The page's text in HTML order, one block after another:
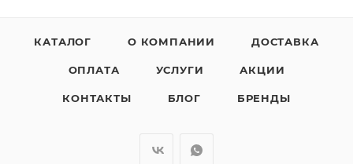
КАТАЛОГ О КОМПАНИИ ДОСТАВКА
ОПЛАТА УСЛУГИ АКЦИИ
КОНТАКТЫ БЛОГ БРЕНДЫ